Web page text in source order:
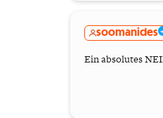
soomanides
Ein absolutes